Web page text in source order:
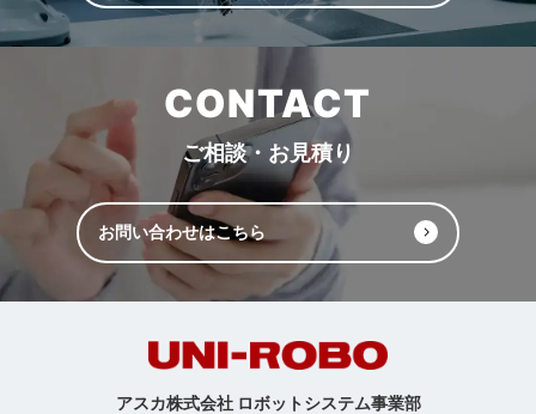
CONTACT
ご相談・お見積り
お問い合わせはこちら
アスカ株式会社 ロボットシステム事業部